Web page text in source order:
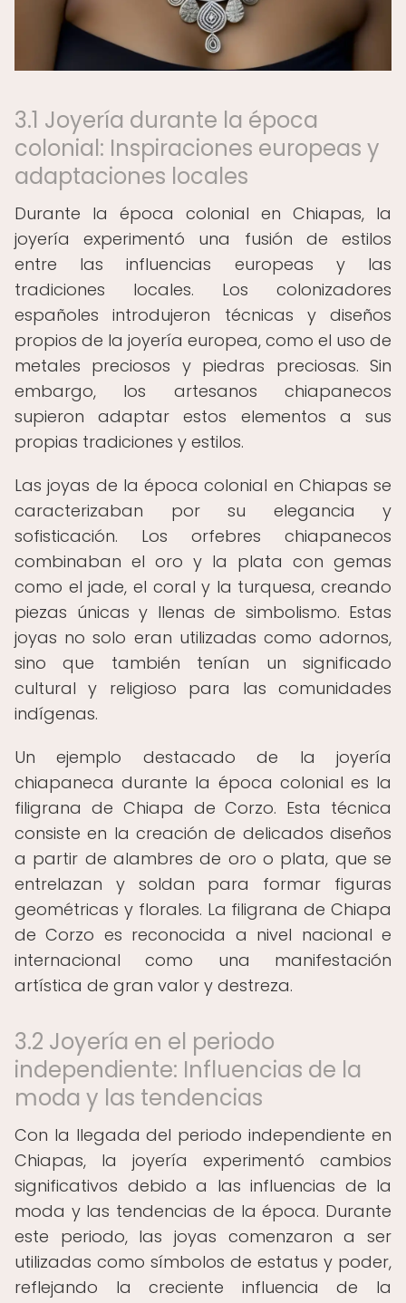
3.1 Joyería durante la época
colonial: Inspiraciones europeas y
adaptaciones locales
Durante la época colonial en Chiapas, la
joyería experimentó una fusión de estilos
entre las influencias europeas y las
tradiciones locales. Los colonizadores
españoles introdujeron técnicas y diseños
propios de la joyería europea, como el uso de
metales preciosos y piedras preciosas. Sin
embargo, los artesanos chiapanecos
supieron adaptar estos elementos a sus
propias tradiciones y estilos.
Las joyas de la época colonial en Chiapas se
caracterizaban por su elegancia y
sofisticación. Los orfebres chiapanecos
combinaban el oro y la plata con gemas
como el jade, el coral y la turquesa, creando
piezas únicas y llenas de simbolismo. Estas
joyas no solo eran utilizadas como adornos,
sino que también tenían un significado
cultural y religioso para las comunidades
indígenas.
Un ejemplo destacado de la joyería
chiapaneca durante la época colonial es la
filigrana de Chiapa de Corzo. Esta técnica
consiste en la creación de delicados diseños
a partir de alambres de oro o plata, que se
entrelazan y soldan para formar figuras
geométricas y florales. La filigrana de Chiapa
de Corzo es reconocida a nivel nacional e
internacional como una manifestación
artística de gran valor y destreza.
3.2 Joyería en el periodo
independiente: Influencias de la
moda y las tendencias
Con la llegada del periodo independiente en
Chiapas, la joyería experimentó cambios
significativos debido a las influencias de la
moda y las tendencias de la época. Durante
este periodo, las joyas comenzaron a ser
utilizadas como símbolos de estatus y poder,
reflejando la creciente influencia de la